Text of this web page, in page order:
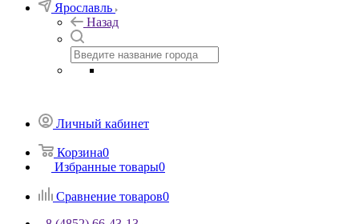
Ярославль
Назад
Личный кабинет
Корзина0
Избранные товары0
Сравнение товаров0